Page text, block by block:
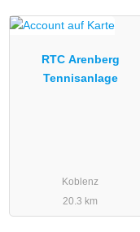
RTC Arenberg
Tennisanlage
Koblenz
20.3 km